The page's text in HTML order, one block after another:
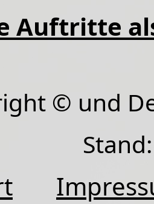
Auftritte
© und